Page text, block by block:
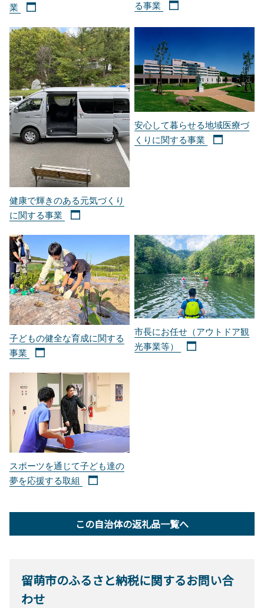
業
る事業
健康で輝きのある元気づくり
に関する事業
安心して暮らせる地域医療づ
くりに関する事業
子どもの健全な育成に関する
事業
市長にお任せ（アウトドア観
光事業等）
スポーツを通じて子ども達の
夢を応援する取組
この自治体の返礼品一覧へ
留萌市のふるさと納税に関するお問い合
わせ